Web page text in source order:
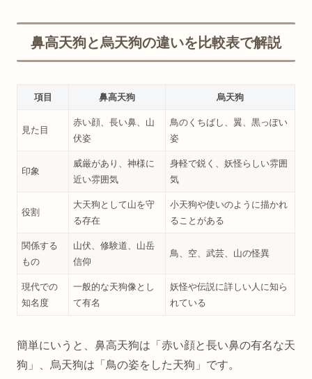
鼻高天狗と烏天狗の違いを比較表で解説
項目 鼻高天狗 烏天狗
見た目
赤い顔、長い鼻、山
伏姿
鳥のくちばし、翼、黒っぽい
姿
印象
威厳があり、神様に
近い雰囲気
身軽で鋭く、妖怪らしい雰囲
気
役割
大天狗として山を守
る存在
小天狗や使いのように描かれ
ることがある
関係する
もの
山伏、修験道、山岳
信仰
鳥、空、武芸、山の怪異
現代での
知名度
一般的な天狗像とし
て有名
妖怪や伝説に詳しい人に知ら
れている
簡単にいうと、鼻高天狗は「赤い顔と長い鼻の有名な天
狗」、烏天狗は「鳥の姿をした天狗」です。